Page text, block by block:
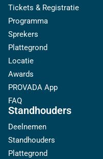
Tickets & Registratie
Programma
Sprekers
Plattegrond
Locatie
Awards
PROVADA App
FAQ
Standhouders
Deelnemen
Standhouders
Plattegrond